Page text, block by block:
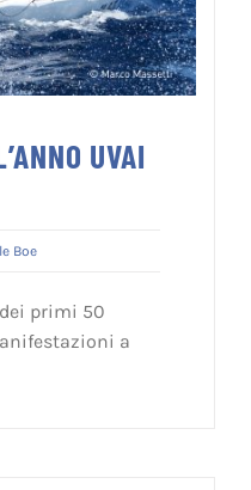
UVAI
Boe
primi 50
a